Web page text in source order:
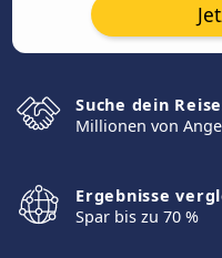
Suche dein
Millionen von
Ergebnisse
Spar bis zu 70 %